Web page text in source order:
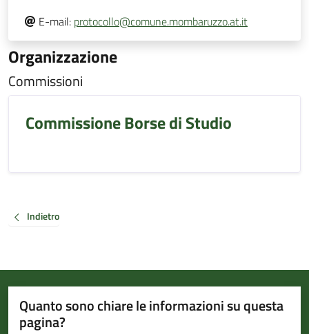
E-mail: protocollo@comune.mombaruzzo.at.it
Organizzazione
Commissioni
Commissione Borse di Studio
Indietro
Quanto sono chiare le informazioni su questa
pagina?